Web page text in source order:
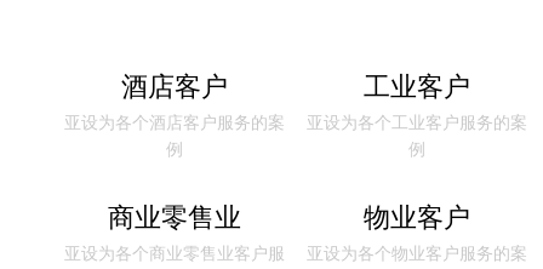
酒店客户
亚设为各个酒店客户服务的案
例
工业客户
亚设为各个工业客户服务的案
例
商业零售业
亚设为各个商业零售业客户服
物业客户
亚设为各个物业客户服务的案